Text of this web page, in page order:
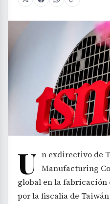
U n exdirectivo de
Manufacturing
global en la fabricación
por la fiscalía de